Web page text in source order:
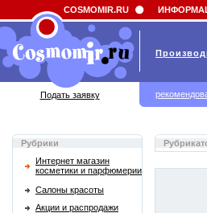
Field 'news_title' doesn't have a default value
Рубрики
Интернет магазин
косметики и парфюмерии
Салоны красоты
Акции и распродажи
COSMOMIR.RU
Подать заявку